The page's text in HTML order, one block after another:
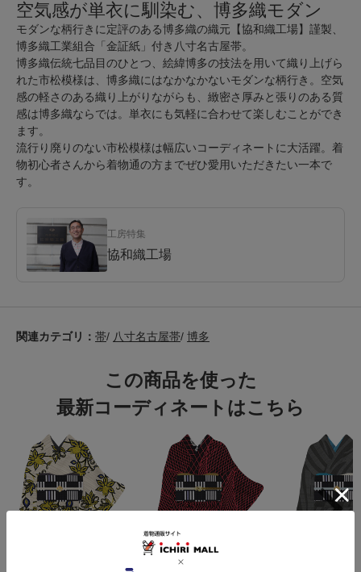
空気感が単衣に馴染む、博多織モダン
モダンな柄行きに定評のある博多織の織元【協和織工場】謹製、
博多織工業組合「金証紙」付き八寸名古屋帯。
博多織伝統七品目のひとつ、絵緯博多の技法を用いて織り上げら
れた市松模様は、博多織にはなかなかないモダンな柄行き。空気
感の軽さのある織り上がりながらも、緻密さ厚みと張りのある質
感は博多織ならでは。単衣にも気軽に合わせて楽しむことができ
ます。
流行り廃りのない市松模様は幅広いコーディネートに大活躍。着
物初心者さんから着物通の方までぜひ愛用いただきたい一本で
す。
工房特集
協和織工場
関連カテゴリ： 帯/ 八寸名古屋帯/ 博多
この商品を使った
最新コーディネートはこちら